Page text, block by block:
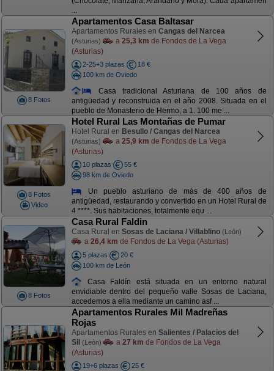
...
8 Fotos
Apartamentos Casa Baltasar
Apartamentos Rurales en Cangas del Narcea
(Asturias) a 25,3 km de Fondos de La Vega
(Asturias)
2-25+3 plazas
18 €
100 km de Oviedo
Casa tradicional Asturiana de 100 años de
antigüedad y reconstruida en el año 2008. Situada en el
pueblo de Monasterio de Hermo, a 1. 100 me ...
8 Fotos
Video
Hotel Rural Las Montañas de Pumar
Hotel Rural en Besullo / Cangas del Narcea
(Asturias) a 25,9 km de Fondos de La Vega
(Asturias)
10 plazas
55 €
98 km de Oviedo
Un pueblo asturiano de más de 400 años de
antigüedad, restaurando y convertido en un Hotel Rural de
4 ****. Sus habitaciones, totalmente equ ...
8 Fotos
Casa Rural Faldin
Casa Rural en Sosas de Laciana / Villablino (León)
a 26,4 km de Fondos de La Vega (Asturias)
5 plazas
20 €
100 km de León
Casa Faldín está situada en un entorno natural
envidiable dentro del pequeño valle Sosas de Laciana,
accedemos a ella mediante un camino asf ...
Apartamentos Rurales Mil Madreñas
Rojas
Apartamentos Rurales en Salientes / Palacios del
Sil (León) a 27 km de Fondos de La Vega
(Asturias)
19+6 plazas
25 €